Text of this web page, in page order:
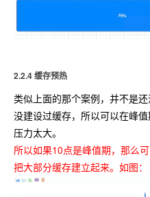
2.2.4 缓存预热
类似上面的那个案例，并不是
没建设过缓存，所以可以在峰
压力太大。
所以如果10点是峰值期，那么
把大部分缓存建立起来。如图：